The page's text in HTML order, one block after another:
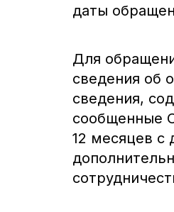
даты
Для
сведения об
сведения,
сообщенные
12 месяцев с